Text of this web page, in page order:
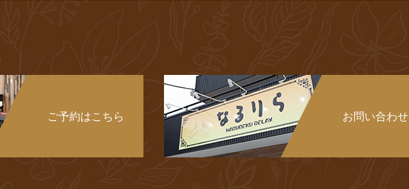
ご予約はこちら お問い合わせ